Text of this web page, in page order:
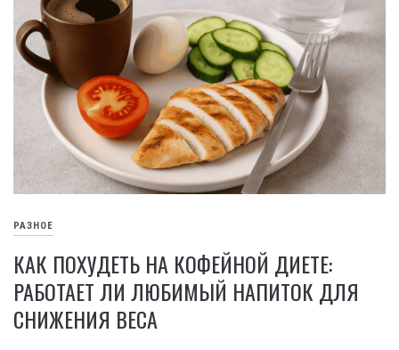
РАЗНОЕ
КАК ПОХУДЕТЬ НА КОФЕЙНОЙ ДИЕТЕ:
РАБОТАЕТ ЛИ ЛЮБИМЫЙ НАПИТОК ДЛЯ
СНИЖЕНИЯ ВЕСА